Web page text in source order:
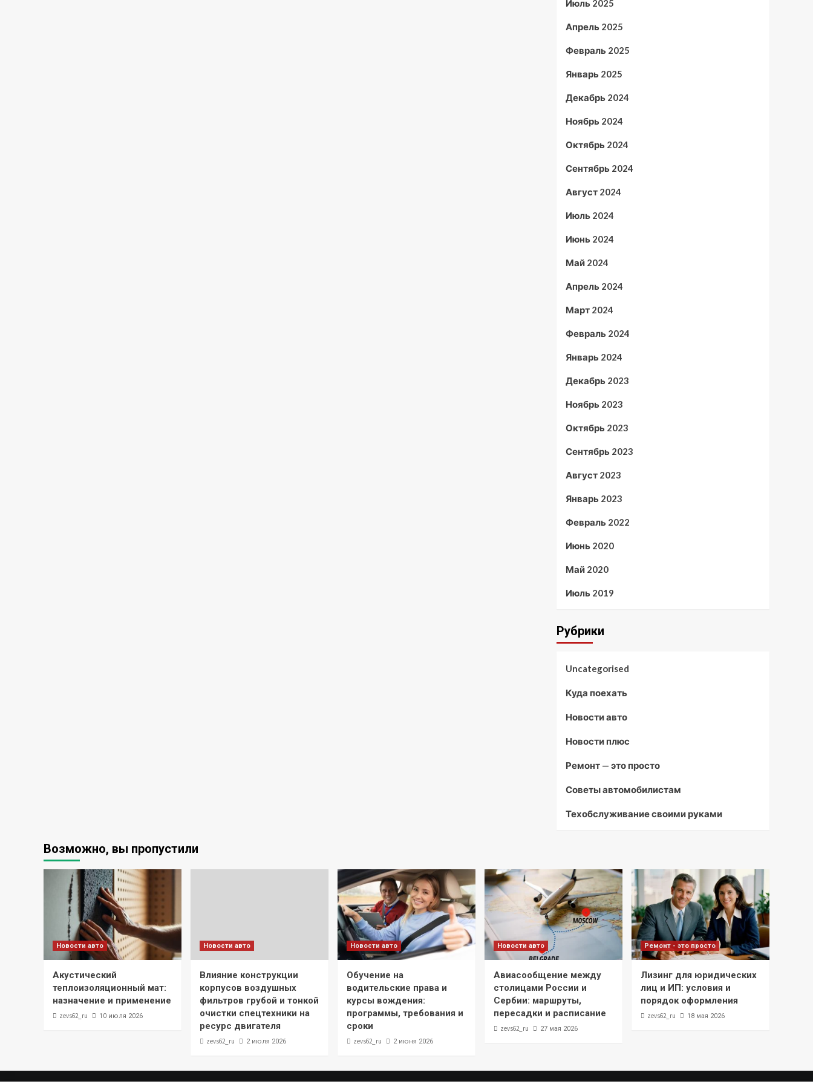
Июль 2025
Апрель 2025
Февраль 2025
Январь 2025
Декабрь 2024
Ноябрь 2024
Октябрь 2024
Сентябрь 2024
Август 2024
Июль 2024
Июнь 2024
Май 2024
Апрель 2024
Март 2024
Февраль 2024
Январь 2024
Декабрь 2023
Ноябрь 2023
Октябрь 2023
Сентябрь 2023
Август 2023
Январь 2023
Февраль 2022
Июнь 2020
Май 2020
Июль 2019
Рубрики
Uncategorised
Куда поехать
Новости авто
Новости плюс
Ремонт — это просто
Советы автомобилистам
Техобслуживание своими руками
Возможно, вы пропустили
Новости авто
Акустический
теплоизоляционный мат:
назначение и применение
zevs62_ru 10 июля 2026
Новости авто
Влияние конструкции
корпусов воздушных
фильтров грубой и тонкой
очистки спецтехники на
ресурс двигателя
zevs62_ru 2 июля 2026
Новости авто
Обучение на
водительские права и
курсы вождения:
программы, требования и
сроки
zevs62_ru 2 июня 2026
Новости авто
Авиасообщение между
столицами России и
Сербии: маршруты,
пересадки и расписание
zevs62_ru 27 мая 2026
Ремонт - это просто
Лизинг для юридических
лиц и ИП: условия и
порядок оформления
zevs62_ru 18 мая 2026